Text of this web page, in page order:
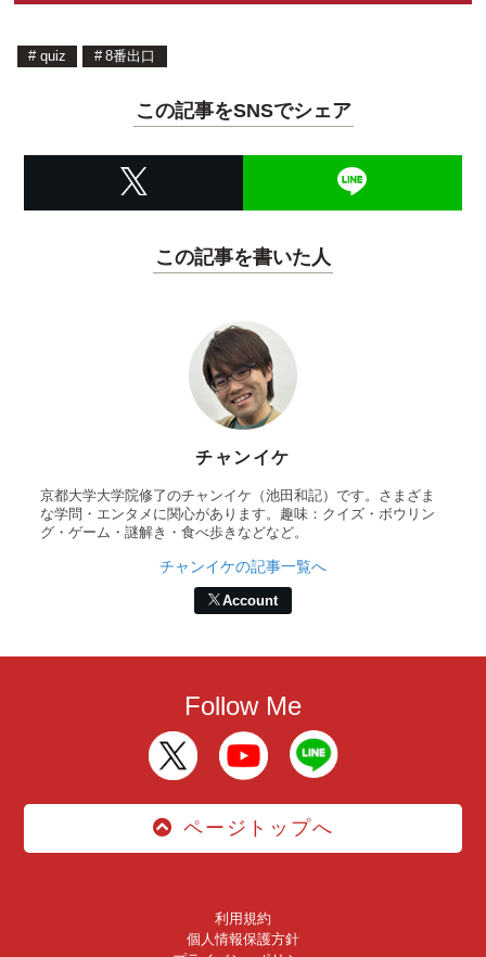
# quiz # 8番出口
この記事をSNSでシェア
この記事を書いた人
チャンイケ
京都大学大学院修了のチャンイケ（池田和記）です。さまざま
な学問・エンタメに関心があります。趣味：クイズ・ボウリン
グ・ゲーム・謎解き・食べ歩きなどなど。
チャンイケの記事一覧へ
Account
Follow Me
ページトップへ
利用規約
個人情報保護方針